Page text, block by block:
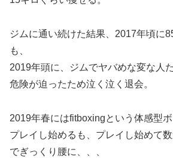
ジムに通い続けた結果、2017年頃に
も、
2019年頭に、ジムでヤバめな変な人
危険が迫ったため泣く泣く退会。
2019年春にはfitboxingという体感型
プレイし始めるも、プレイし始めて
でぎっくり腰に、、、